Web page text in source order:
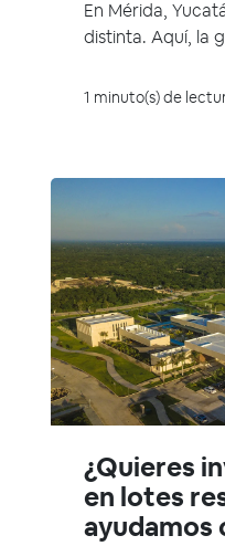
En Mérida,
distinta. Aquí, la
1 minuto(s) de
¿Quieres
en lotes
ayudamos